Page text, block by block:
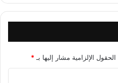
الحقول الإلزامية مشار إليها بـ *